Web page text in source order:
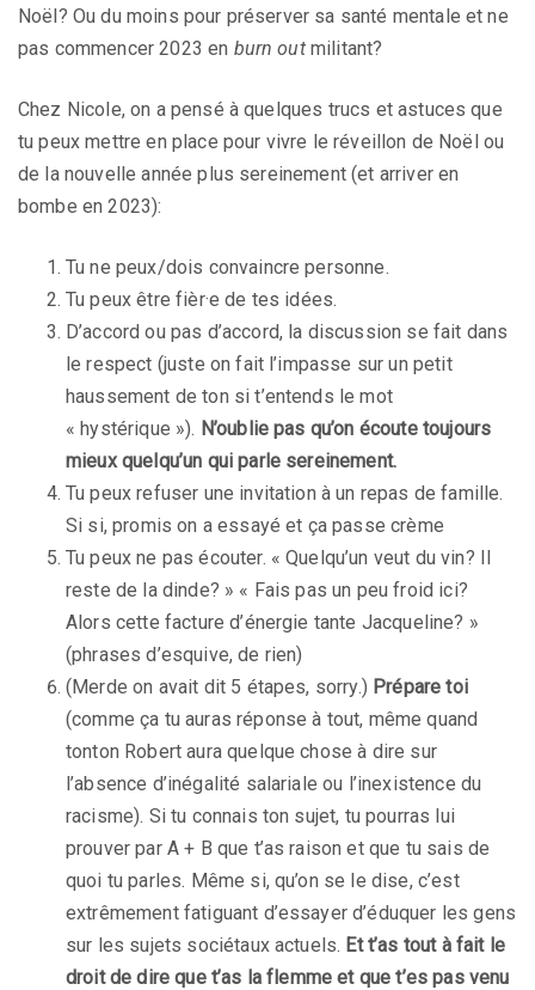
Noël? Ou du moins pour préserver sa santé mentale et ne
pas commencer 2023 en burn outmilitant?
Chez Nicole, on a pensé à quelques trucs et astuces que
tu peux mettre en place pour vivre le réveillon de Noël ou
de la nouvelle année plus sereinement (et arriver en
bombe en 2023):
Tu ne peux/dois convaincre personne.
Tu peux être fièr·e de tes idées.
D’accord ou pas d’accord, la discussion se fait dans
le respect (juste on fait l’impasse sur un petit
haussement de ton si t’entends le mot
« hystérique »). N’oublie pas qu’on écoute toujours
mieux quelqu’un qui parle sereinement.
Tu peux refuser une invitation à un repas de famille.
Si si, promis on a essayé et ça passe crème
Tu peux ne pas écouter. « Quelqu’un veut du vin? Il
reste de la dinde? » « Fais pas un peu froid ici?
Alors cette facture d’énergie tante Jacqueline? »
(phrases d’esquive, de rien)
(Merde on avait dit 5 étapes, sorry.) Prépare toi
(comme ça tu auras réponse à tout, même quand
tonton Robert aura quelque chose à dire sur
l’absence d’inégalité salariale ou l’inexistence du
racisme). Si tu connais ton sujet, tu pourras lui
prouver par A + B que t’as raison et que tu sais de
quoi tu parles. Même si, qu’on se le dise, c’est
extrêmement fatiguant d’essayer d’éduquer les gens
sur les sujets sociétaux actuels. Et t’as tout à fait le
droit de dire que t’as la flemme et que t’es pas venu